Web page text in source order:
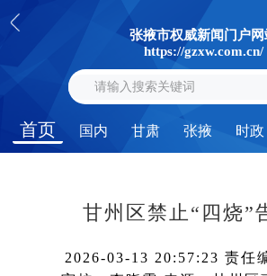
张掖市权威新闻门户网
https://gzxw.com.cn/
首页 国内 甘肃 张掖 时政
甘州区禁止“四烧”
2026-03-13 20:57:23 责任